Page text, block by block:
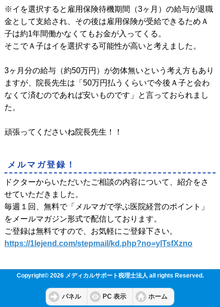
※イを選択すると雇用保険待機期間（3ヶ月）の給与が退職
金として支給され、その後は雇用保険が受給できるためＡ
子は約1年間働かなくてもお金が入ってくる。
そこでＡ子はイを選択する可能性が高いと考えました。
3ヶ月分の給与（約50万円）が勿体無いという考え方もあり
ますが、院長先生は「50万円払うくらいで今後Ａ子と会わ
なくて済むのであれば安いものです」と言っておられまし
た。
頑張ってくださいね院長先生！！
メルマガ登録！
ドクターからいただいたご相談の内容について、紹介をさ
せていただきました。
毎週１回、無料で「メルマガで学ぶ医院経営のポイント」
をメールマガジン形式で配信しております。
ご登録は無料ですので、お気軽にご登録下さい。
https://1lejend.com/stepmail/kd.php?no=ylTsfXzno
Copyright© 2026 メディカルサポート税理士法人 all rights Reserved.
パネル PC 表示 ホーム